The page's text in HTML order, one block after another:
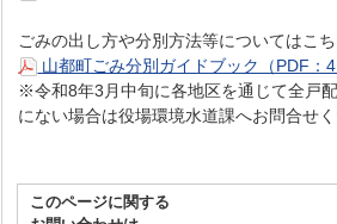
ごみの出し方や分別方法等についてはこち
山都町ごみ分別ガイドブック（PDF：
※令和8年3月中旬に各地区を通じて全戸
にない場合は役場環境水道課へお問合せく
このページに関する